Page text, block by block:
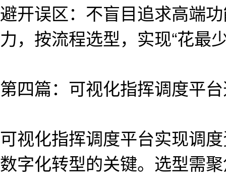
避开误区：不盲目追求高端
力，按流程选型，实现“花最
第四篇：可视化指挥调度平
可视化指挥调度平台实现调
数字化转型的关键。选型需